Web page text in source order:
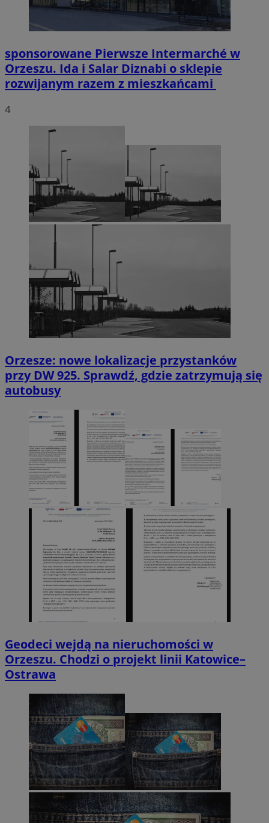
sponsorowane Pierwsze Intermarché w
Orzeszu. Ida i Salar Diznabi o sklepie
rozwijanym razem z mieszkańcami
4
Orzesze: nowe lokalizacje przystanków
przy DW 925. Sprawdź, gdzie zatrzymują się
autobusy
Geodeci wejdą na nieruchomości w
Orzeszu. Chodzi o projekt linii Katowice–
Ostrawa